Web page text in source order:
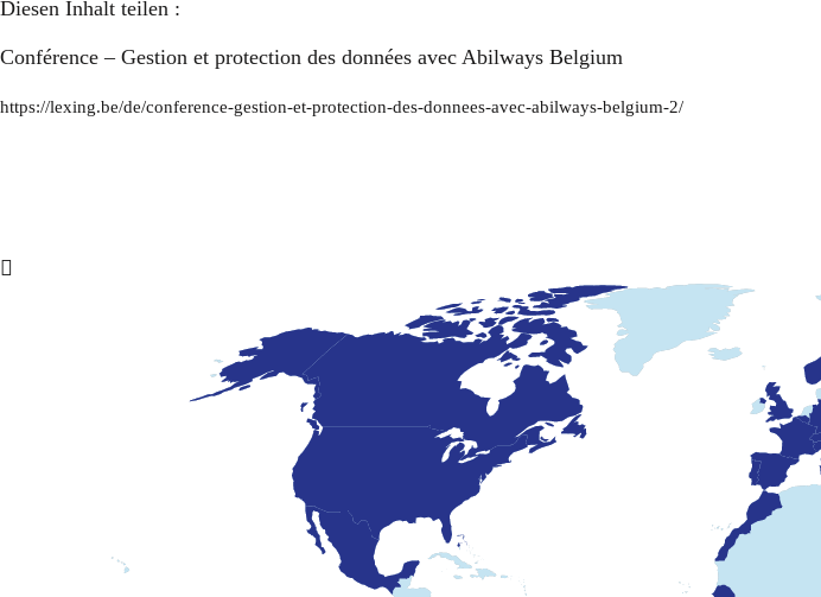
Diesen Inhalt teilen :
Conférence – Gestion et protection des données avec Abilways Belgium
https://lexing.be/de/conference-gestion-et-protection-des-donnees-avec-abilways-belgium-2/